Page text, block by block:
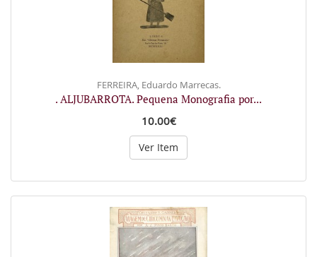
FERREIRA, Eduardo Marrecas.
. ALJUBARROTA. Pequena Monografia por...
10.00€
Ver Item